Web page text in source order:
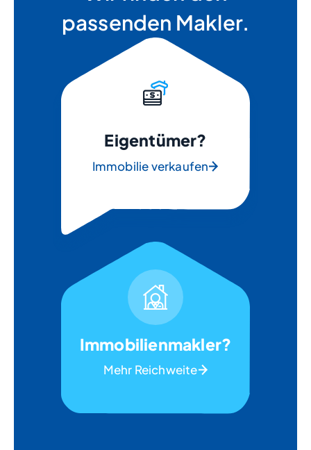
passenden Makler.
Eigentümer?
Immobilie verkaufen
Immobilienmakler?
Mehr Reichweite